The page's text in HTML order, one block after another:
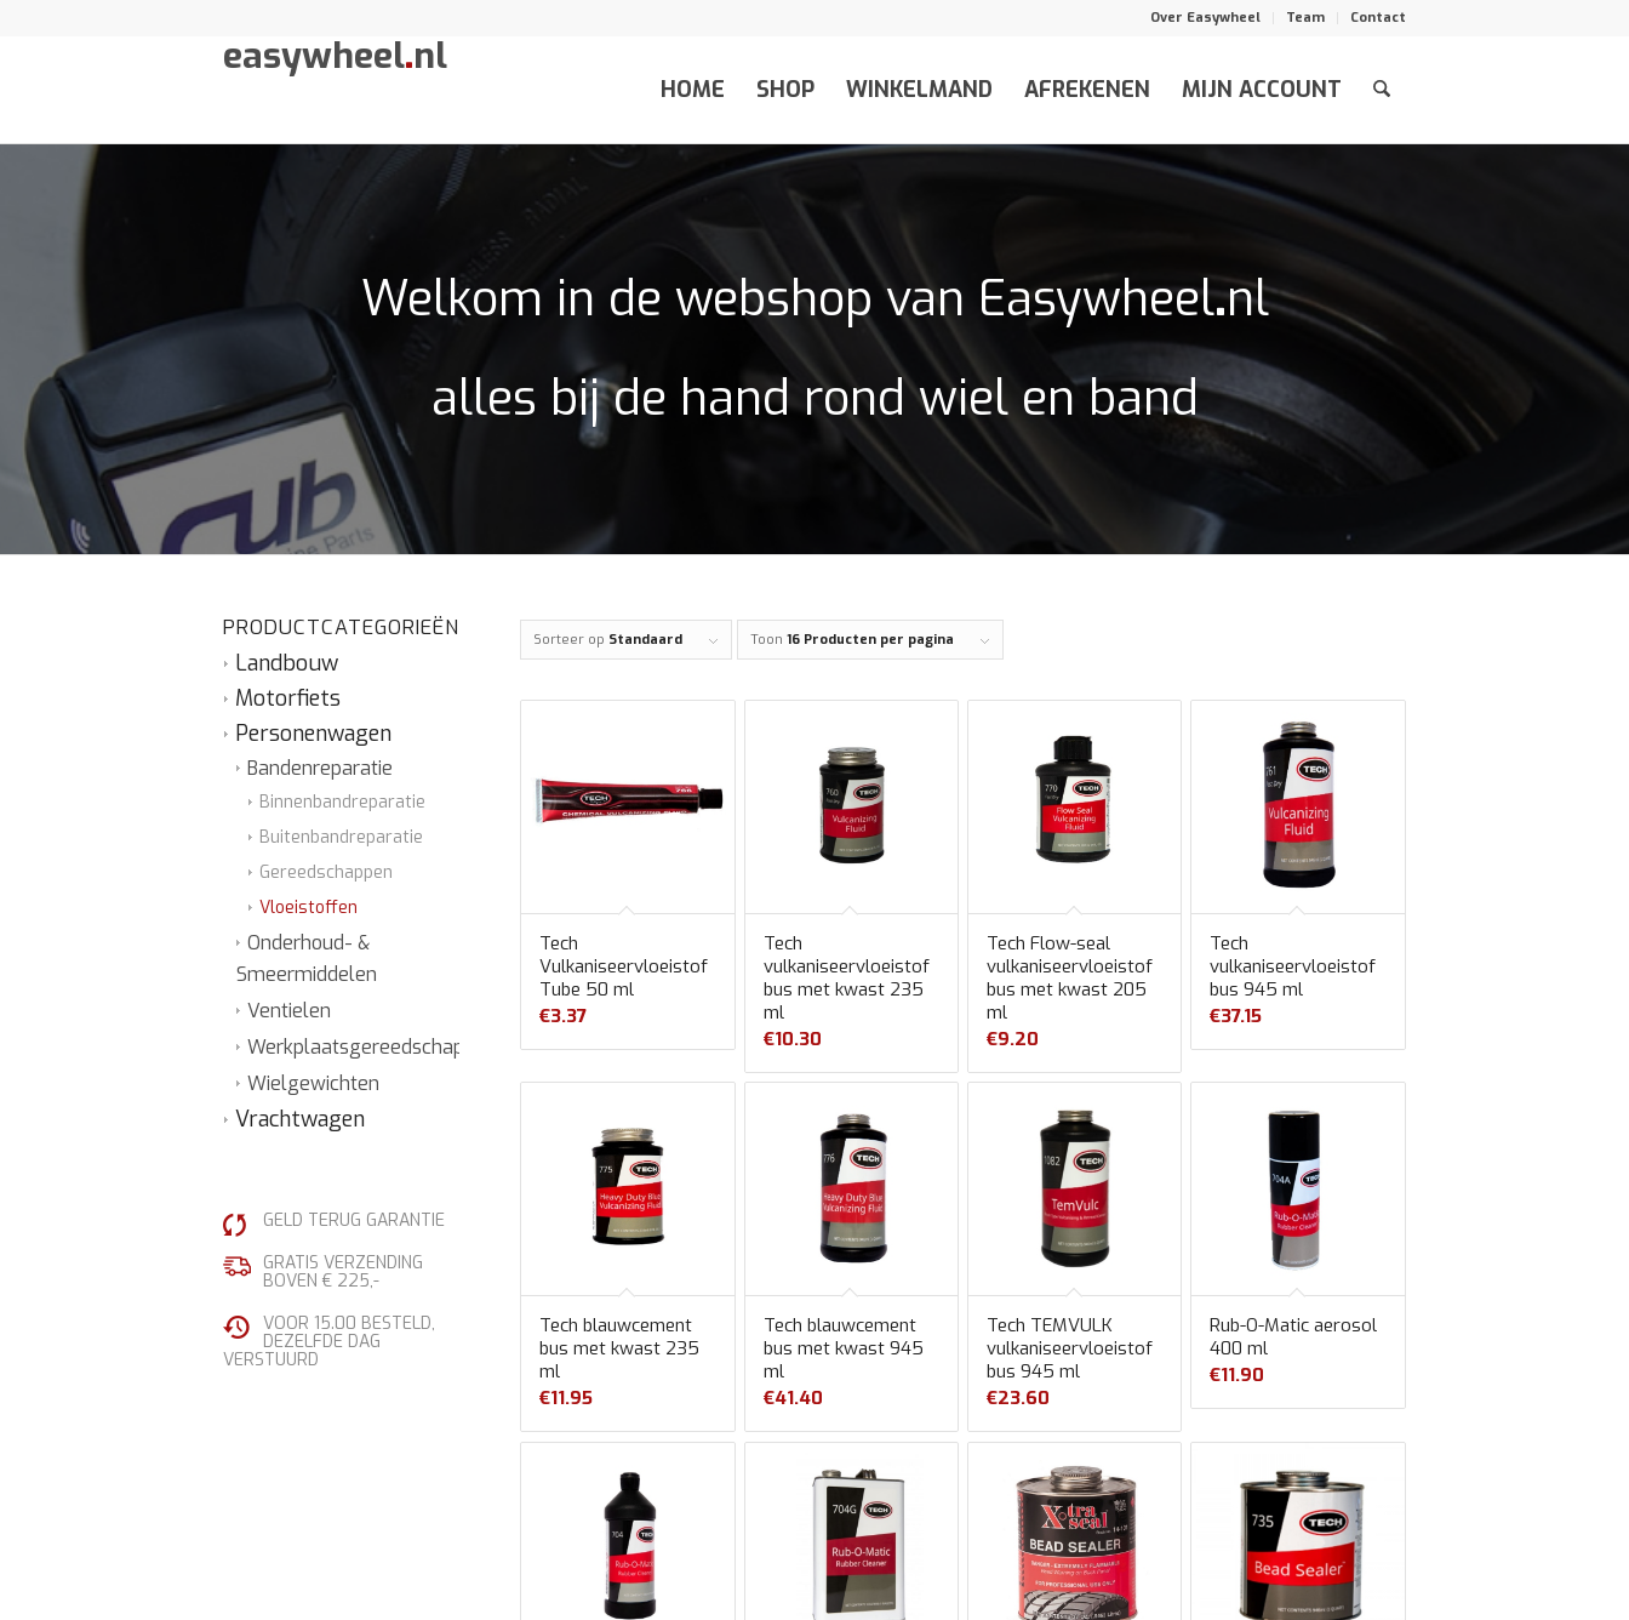
Over Easywheel Team Contact
easywheel.nl
HOME SHOP WINKELMAND AFREKENEN MIJN ACCOUNT
Welkom in de webshop van Easywheel.nl
alles bij de hand rond wiel en band
Sorteer op Standaard Toon16 Producten per pagina
Tech
Vulkaniseervloeistof
Tube 50 ml
€3.37
Tech
vulkaniseervloeistof
bus met kwast 235
ml
€10.30
Tech Flow-seal
vulkaniseervloeistof
bus met kwast 205
ml
€9.20
Tech
vulkaniseervloeistof
bus 945 ml
€37.15
Tech blauwcement
bus met kwast 235
ml
€11.95
Tech blauwcement
bus met kwast 945
ml
€41.40
Tech TEMVULK
vulkaniseervloeistof
bus 945 ml
€23.60
Rub-O-Matic aerosol
400 ml
€11.90
PRODUCTCATEGORIEËN
Landbouw
Motorfiets
Personenwagen
Bandenreparatie
Binnenbandreparatie
Buitenbandreparatie
Gereedschappen
Vloeistoffen
Onderhoud- &
Smeermiddelen
Ventielen
Werkplaatsgereedschap
Wielgewichten
Vrachtwagen
GELD TERUG GARANTIE
GRATIS VERZENDING
BOVEN € 225,-
VOOR 15.00 BESTELD,
DEZELFDE DAG
VERSTUURD